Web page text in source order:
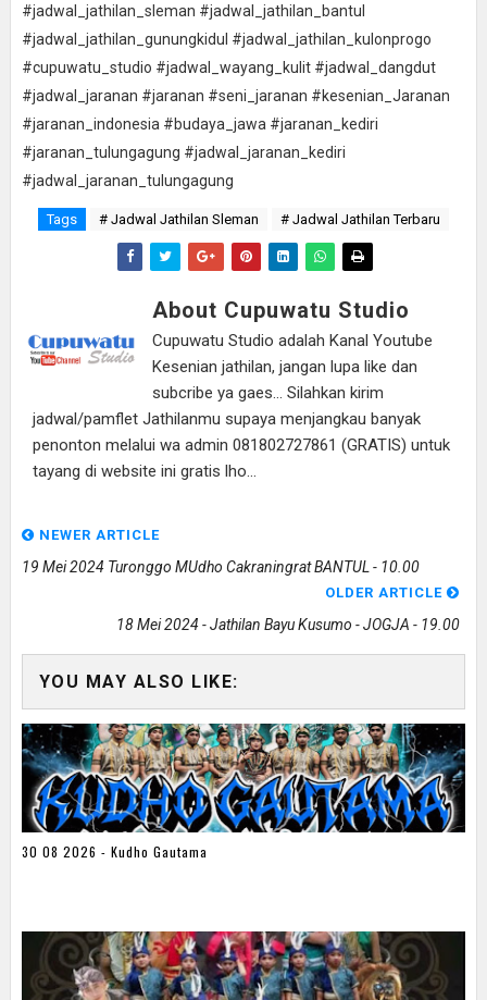
#jadwal_jathilan_sleman #jadwal_jathilan_bantul
#jadwal_jathilan_gunungkidul #jadwal_jathilan_kulonprogo
#cupuwatu_studio #jadwal_wayang_kulit #jadwal_dangdut
#jadwal_jaranan #jaranan #seni_jaranan #kesenian_Jaranan
#jaranan_indonesia #budaya_jawa #jaranan_kediri
#jaranan_tulungagung #jadwal_jaranan_kediri
#jadwal_jaranan_tulungagung
Tags # Jadwal Jathilan Sleman # Jadwal Jathilan Terbaru
About Cupuwatu Studio
Cupuwatu Studio adalah Kanal Youtube
Kesenian jathilan, jangan lupa like dan
subcribe ya gaes... Silahkan kirim
jadwal/pamflet Jathilanmu supaya menjangkau banyak
penonton melalui wa admin 081802727861 (GRATIS) untuk
tayang di website ini gratis lho...
NEWER ARTICLE
19 Mei 2024 Turonggo MUdho Cakraningrat BANTUL - 10.00
OLDER ARTICLE
18 Mei 2024 - Jathilan Bayu Kusumo - JOGJA - 19.00
YOU MAY ALSO LIKE:
30 08 2026 - Kudho Gautama